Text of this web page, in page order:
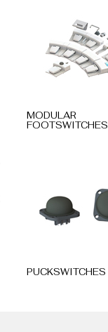
MODULAR
FOOTSWITCHES
PUCKSWITCHES